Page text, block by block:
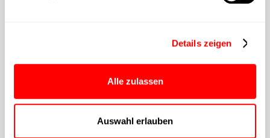
Details zeigen
Alle zulassen
Auswahl erlauben